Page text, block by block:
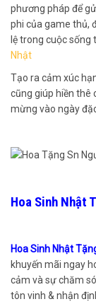
phương pháp để
phi của game thủ,
lệ trong cuộc sống
Nhật
Tạo ra cảm xúc
cũng giúp hiền thê
mừng vào ngày
Hoa Sinh Nhật
Hoa Sinh Nhật
khuyến mãi ngay
cảm và sự chăm
tôn vinh & nhận